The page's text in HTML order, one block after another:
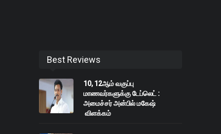
Best Reviews
10, 12ஆம் வகுப்பு
மாணவர்களுக்கு டேப்லெட் :
அமைச்சர் அன்பில் மகேஷ்
விளக்கம்